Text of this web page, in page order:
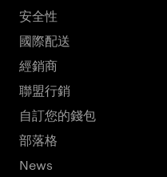
安全性
國際配送
經銷商
聯盟行銷
自訂您的錢包
部落格
News